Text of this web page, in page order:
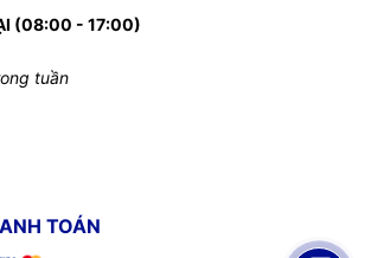
(08:00 - 17:00)
tuần
TOÁN